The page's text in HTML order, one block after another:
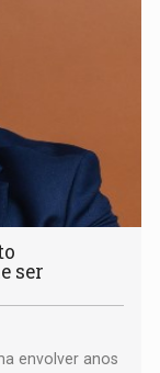
ser
envolver anos